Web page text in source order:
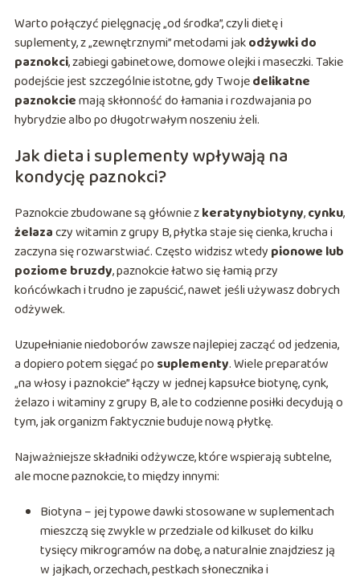
Warto połączyć pielęgnację „od środka”, czyli dietę i
suplementy, z „zewnętrznymi” metodami jakodżywki do
paznokci, zabiegi gabinetowe, domowe olejki i maseczki. Takie
podejście jest szczególnie istotne, gdy Twojedelikatne
paznokciemają skłonność do łamania i rozdwajania po
hybrydzie albo po długotrwałym noszeniu żeli.
Jak dieta i suplementy wpływają na
kondycję paznokci?
Paznokcie zbudowane są głównie zkeratynybiotyny,cynku,
żelazaczy witamin z grupy B, płytka staje się cienka, krucha i
zaczyna się rozwarstwiać. Często widzisz wtedy pionowe lub
poziome bruzdy, paznokcie łatwo się łamią przy
końcówkach i trudno je zapuścić, nawet jeśli używasz dobrych
odżywek.
Uzupełnianie niedoborów zawsze najlepiej zacząć od jedzenia,
a dopiero potem sięgać po suplementy. Wiele preparatów
„na włosy i paznokcie” łączy w jednej kapsułce biotynę, cynk,
żelazo i witaminy z grupy B, ale to codzienne posiłki decydują o
tym, jak organizm faktycznie buduje nową płytkę.
Najważniejsze składniki odżywcze, które wspierają subtelne,
ale mocne paznokcie, to między innymi:
Biotyna – jej typowe dawki stosowane w suplementach
mieszczą się zwykle w przedziale od kilkuset do kilku
tysięcy mikrogramów na dobę, a naturalnie znajdziesz ją
w jajkach, orzechach, pestkach słonecznika i